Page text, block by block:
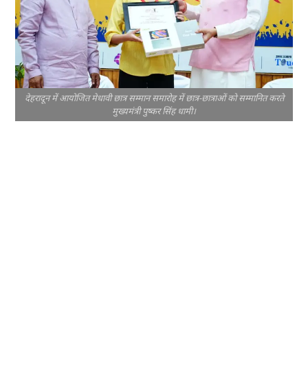
देहरादून में आयोजित मेधावी छात्र सम्मान समारोह में छात्र-छात्राओं को सम्मानित करते
मुख्यमंत्री पुष्कर सिंह धामी।